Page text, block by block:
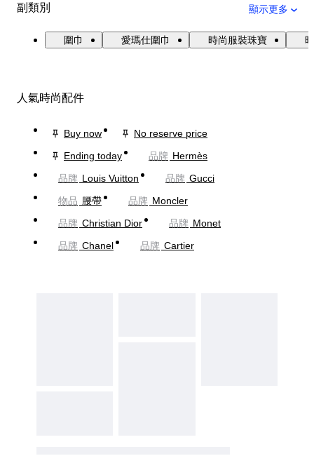
副類別 顯示更多
圍巾 愛瑪仕圍巾 時尚服裝珠寶
人氣時尚配件
Buy now
No reserve price
Ending today
品牌 Hermès
品牌 Louis Vuitton 品牌 Gucci
物品 腰帶 品牌 Moncler
品牌 Christian Dior 品牌 Monet
品牌 Chanel 品牌 Cartier